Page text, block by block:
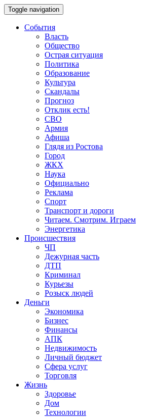
Toggle navigation
События
Власть
Общество
Острая ситуация
Политика
Образование
Культура
Скандалы
Прогноз
Отклик есть!
СВО
Армия
Афиша
Глядя из Ростова
Город
ЖКХ
Наука
Официально
Реклама
Спорт
Транспорт и дороги
Читаем. Смотрим. Играем
Энергетика
Происшествия
ЧП
Дежурная часть
ДТП
Криминал
Курьезы
Розыск людей
Деньги
Экономика
Бизнес
Финансы
АПК
Недвижимость
Личный бюджет
Сфера услуг
Торговля
Жизнь
Здоровье
Дом
Технологии